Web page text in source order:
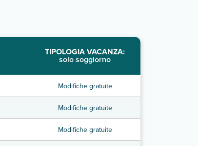
TIPOLOGIA VACANZA:
solo soggiorno
Modifiche gratuite
Modifiche gratuite
Modifiche gratuite